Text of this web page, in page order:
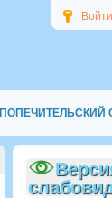
Войти
ПОПЕЧИТЕЛЬСКИЙ